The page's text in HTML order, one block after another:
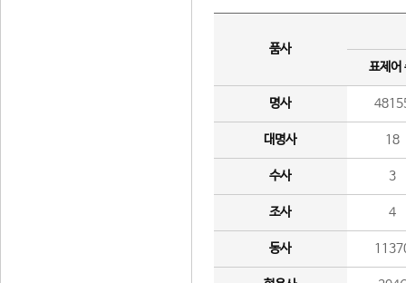
품사
표제어
명사
대명사 18
수사 3
조사 4
동사